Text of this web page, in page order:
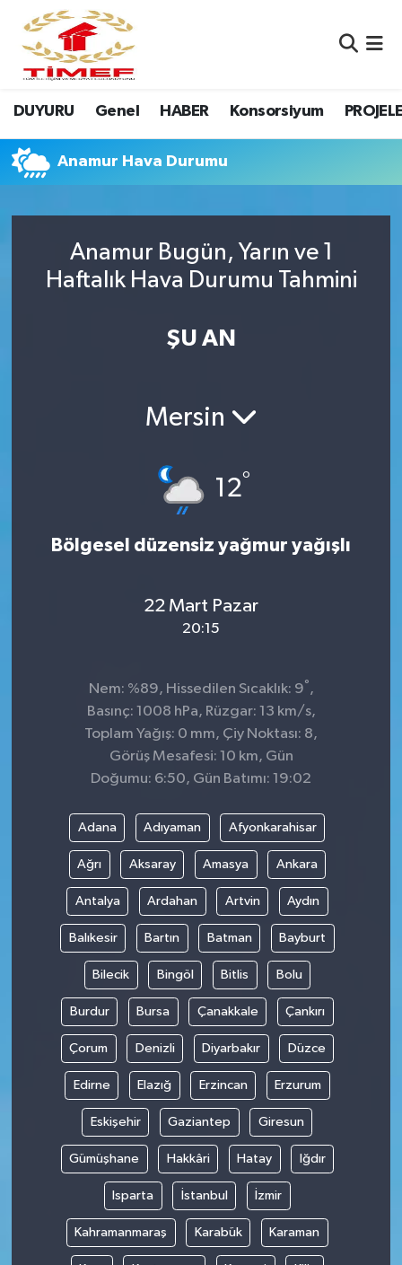
DUYURU Genel HABER Konsorsiyum
Anamur Hava Durumu
Anamur Bugün, Yarın ve 1
Haftalık Hava Durumu Tahmini
ŞU AN
Mersin
12°
Bölgesel düzensiz yağmur yağışlı
22 Mart Pazar
20:15
Nem: %89, Hissedilen Sıcaklık: 9° ,
Basınç: 1008 hPa, Rüzgar: 13 km/s,
Toplam Yağış: 0 mm, Çiy Noktası: 8,
Görüş Mesafesi: 10 km, Gün
Doğumu: 6:50, Gün Batımı: 19:02
Adana Adıyaman Afyonkarahisar
Ağrı Aksaray Amasya Ankara
Antalya Ardahan Artvin Aydın
Balıkesir Bartın Batman Bayburt
Bilecik Bingöl Bitlis Bolu
Burdur Bursa Çanakkale Çankırı
Çorum Denizli Diyarbakır Düzce
Edirne Elazığ Erzincan Erzurum
Eskişehir Gaziantep Giresun
Gümüşhane Hakkâri Hatay Iğdır
Isparta İstanbul İzmir
Kahramanmaraş Karabük Karaman
Anasayfa Kutu
Anasayfa Manşet
Canlı Yayın
Erasmus
Nöbetçi Eczaneler
Hava Durumu
Namaz Vakitleri
Süper Lig Puan Durumu ve Fikstür
Son Dakika Haberleri